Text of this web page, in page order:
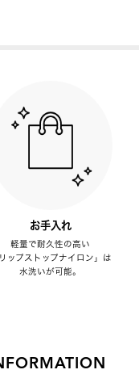
お手入れ
軽量で耐久性の高い
リップストップナイロン」は
水洗いが可能。